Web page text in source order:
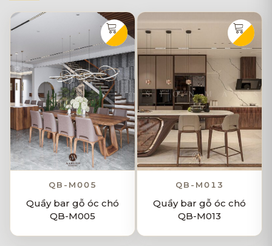
QB-M005
Quầy bar gỗ óc chó
QB-M005
QB-M013
Quầy bar gỗ óc chó
QB-M013